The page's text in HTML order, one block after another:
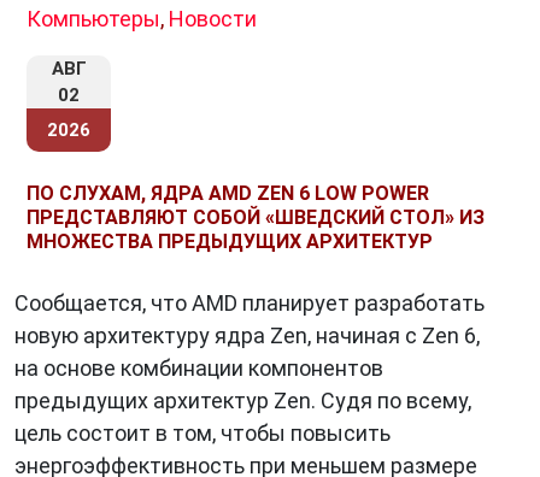
Компьютеры, Новости
АВГ
02
2026
ПО СЛУХАМ, ЯДРА AMD ZEN 6 LOW POWER
ПРЕДСТАВЛЯЮТ СОБОЙ «ШВЕДСКИЙ СТОЛ» ИЗ
МНОЖЕСТВА ПРЕДЫДУЩИХ АРХИТЕКТУР
Сообщается, что AMD планирует разработать
новую архитектуру ядра Zen, начиная с Zen 6,
на основе комбинации компонентов
предыдущих архитектур Zen. Судя по всему,
цель состоит в том, чтобы повысить
энергоэффективность при меньшем размере